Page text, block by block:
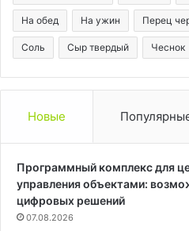
На обед На ужин Перец
Соль Сыр твердый Чеснок
Новые
Программный комплекс для
управления объектами:
цифровых решений
07.08.2026